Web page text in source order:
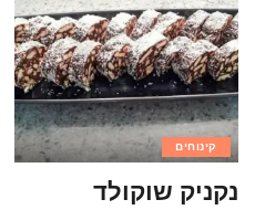
קינוחים
נקניק שוקולד